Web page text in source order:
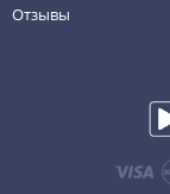
Отзывы